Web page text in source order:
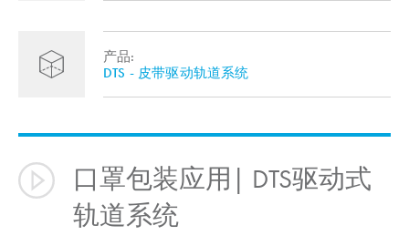
产品:
DTS - 皮带驱动轨道系统
口罩包装应用| DTS驱动式
轨道系统